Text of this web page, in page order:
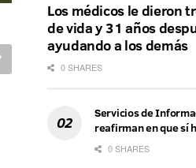
Los médicos le dieron
de vida y 31 años
ayudando a los demás
0 SHARES
Servicios de
reafirman en que sí
0 SHARES